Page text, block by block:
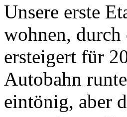
Unsere erste
wohnen,
ersteigert für
Autobahn
eintönig, aber